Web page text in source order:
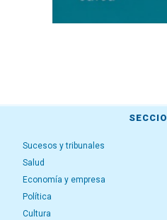
Sucesos y tribunales
Salud
Economía y empresa
Política
Cultura